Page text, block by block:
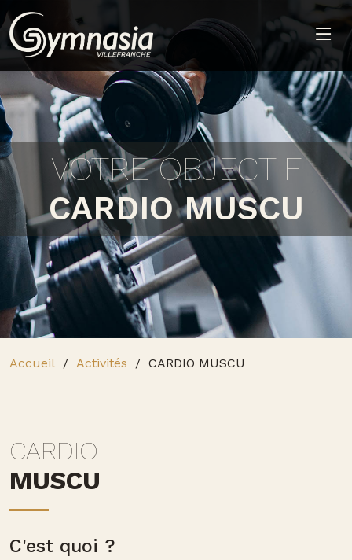
VOTRE OBJECTIF
CARDIO MUSCU
Accueil Activités CARDIO MUSCU
CARDIO
MUSCU
C'est quoi ?